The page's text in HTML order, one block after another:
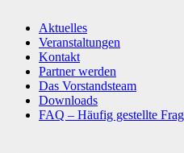
Aktuelles
Veranstaltungen
Kontakt
Partner werden
Das Vorstandsteam
Downloads
FAQ – Häufig gestellte